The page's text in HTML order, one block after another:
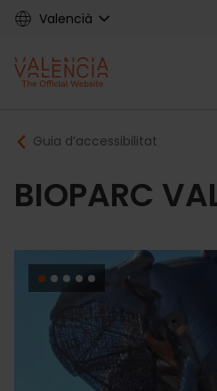
Skip
content
Valencià
Main
navigation
Breadcrumb
Guia d’accessibilitat
BIOPARC